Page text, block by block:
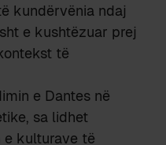
kundërvënia ndaj
e kushtëzuar prej
të
e Dantes në
sa lidhet
kulturave të